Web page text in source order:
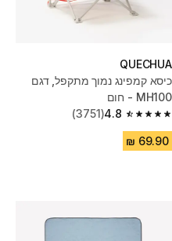
QUECHUA
כיסא קמפינג נמוך מתקפל, דגם
MH100 - חום
4.8
4.8 out of 5 stars from 3751 reviews
(3751)